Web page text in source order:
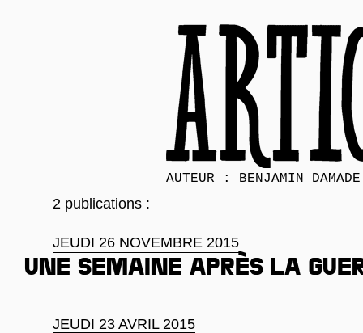
AUTEUR : BENJAMIN DAMADE
2 publications :
JEUDI 26 NOVEMBRE 2015
Une semaine après la
JEUDI 23 AVRIL 2015